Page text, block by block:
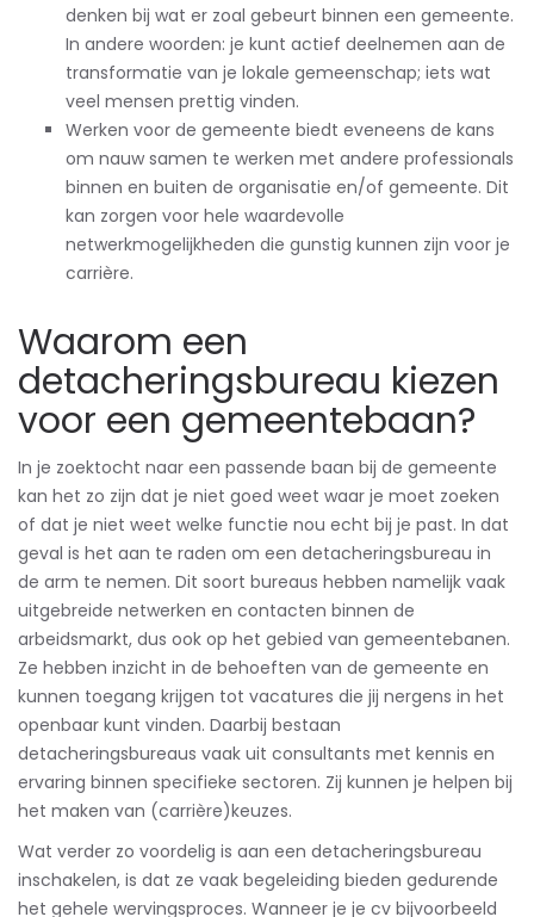
denken bij wat er zoal gebeurt binnen een gemeente.
In andere woorden: je kunt actief deelnemen aan de
transformatie van je lokale gemeenschap; iets wat
veel mensen prettig vinden.
Werken voor de gemeente biedt eveneens de kans
om nauw samen te werken met andere professionals
binnen en buiten de organisatie en/of gemeente. Dit
kan zorgen voor hele waardevolle
netwerkmogelijkheden die gunstig kunnen zijn voor je
carrière.
Waarom een
detacheringsbureau kiezen
voor een gemeentebaan?
In je zoektocht naar een passende baan bij de gemeente
kan het zo zijn dat je niet goed weet waar je moet zoeken
of dat je niet weet welke functie nou echt bij je past. In dat
geval is het aan te raden om een detacheringsbureau in
de arm te nemen. Dit soort bureaus hebben namelijk vaak
uitgebreide netwerken en contacten binnen de
arbeidsmarkt, dus ook op het gebied van gemeentebanen.
Ze hebben inzicht in de behoeften van de gemeente en
kunnen toegang krijgen tot vacatures die jij nergens in het
openbaar kunt vinden. Daarbij bestaan
detacheringsbureaus vaak uit consultants met kennis en
ervaring binnen specifieke sectoren. Zij kunnen je helpen bij
het maken van (carrière)keuzes.
Wat verder zo voordelig is aan een detacheringsbureau
inschakelen, is dat ze vaak begeleiding bieden gedurende
het gehele wervingsproces. Wanneer je je cv bijvoorbeeld